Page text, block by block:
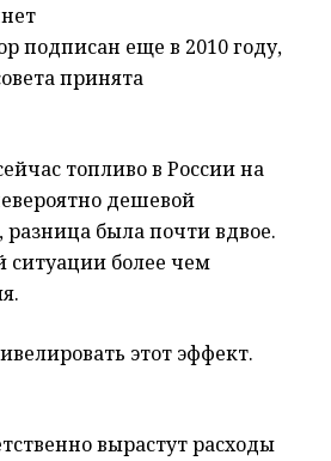
подписан еще в 2010 году,
принята
топливо в России на
дешевой
разница была почти вдвое.
ситуации более чем
этот эффект.
вырастут расходы